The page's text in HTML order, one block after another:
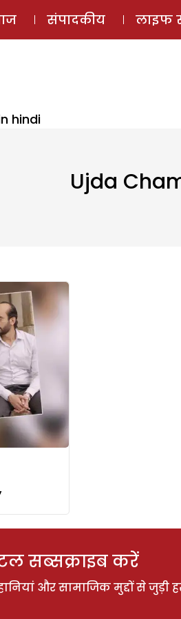
संपादकीय लाइफ
hindi
Ujda
सब्सक्राइब करें
और सामाजिक मुद्दों से जुड़ी